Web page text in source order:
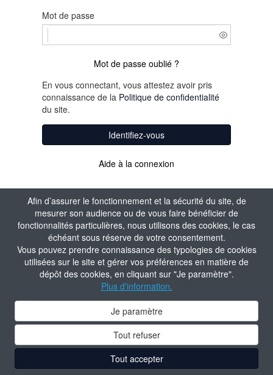
Afin d’assurer le fonctionnement et la sécurité du site, de
mesurer son audience ou de vous faire bénéficier de
fonctionnalités particulières, nous utilisons des cookies, le cas
échéant sous réserve de votre consentement.
Vous pouvez prendre connaissance des typologies de cookies
utilisées sur le site et gérer vos préférences en matière de
dépôt des cookies, en cliquant sur "Je paramètre".
Plus d'information.
Je paramètre
Tout refuser
Tout accepter
Mot de passe
Mot de passe oublié ?
En vous connectant, vous attestez avoir pris
connaissance de la Politique de confidentialité
du site.
Identifiez-vous
Aide à la connexion